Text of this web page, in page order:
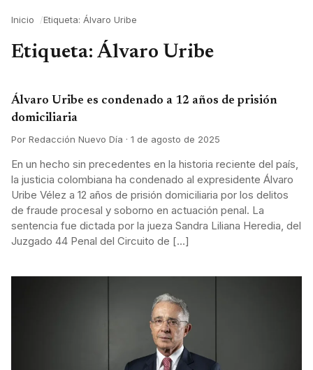
Inicio Etiqueta: Álvaro Uribe
Etiqueta: Álvaro Uribe
Álvaro Uribe es condenado a 12 años de prisión
domiciliaria
Por Redacción Nuevo Día · 1 de agosto de 2025
En un hecho sin precedentes en la historia reciente del país,
la justicia colombiana ha condenado al expresidente Álvaro
Uribe Vélez a 12 años de prisión domiciliaria por los delitos
de fraude procesal y soborno en actuación penal. La
sentencia fue dictada por la jueza Sandra Liliana Heredia, del
Juzgado 44 Penal del Circuito de […]